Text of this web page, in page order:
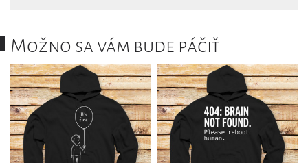
Možno sa vám bude páčiť